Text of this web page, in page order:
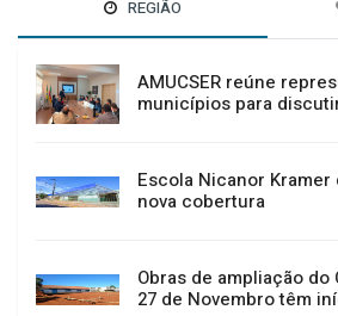
REGIÃO
AMUCSER reúne
municípios para
Escola Nicanor
nova cobertura
Obras de ampliação
27 de Novembro têm